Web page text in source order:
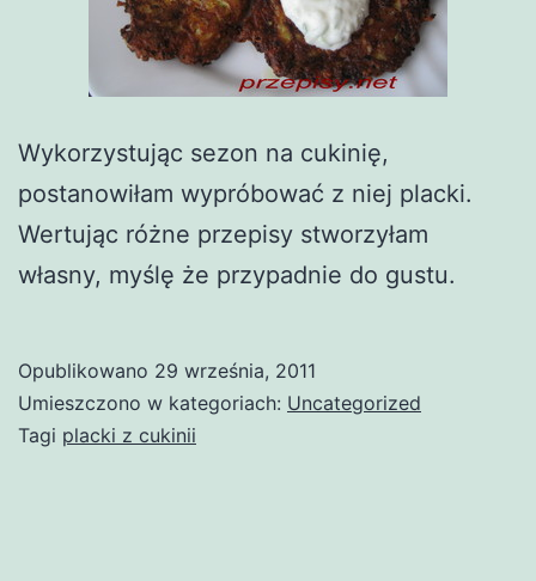
Wykorzystując sezon na cukinię,
postanowiłam wypróbować z niej placki.
Wertując różne przepisy stworzyłam
własny, myślę że przypadnie do gustu.
Opublikowano 29 września, 2011
Umieszczono w kategoriach: Uncategorized
Tagi placki z cukinii